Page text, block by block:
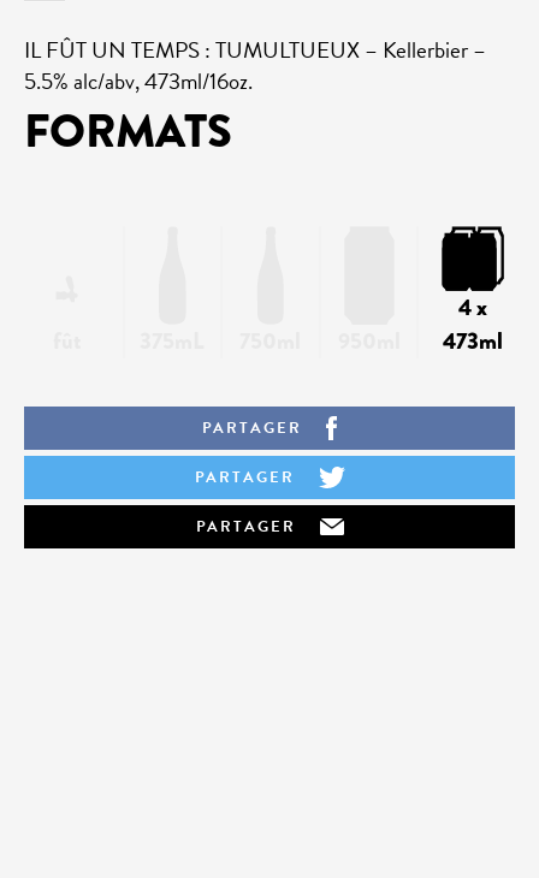
IL FÛT UN TEMPS : TUMULTUEUX – Kellerbier –
5.5% alc/abv, 473ml/16oz.
FORMATS
4 x
473ml
PARTAGER
PARTAGER
PARTAGER